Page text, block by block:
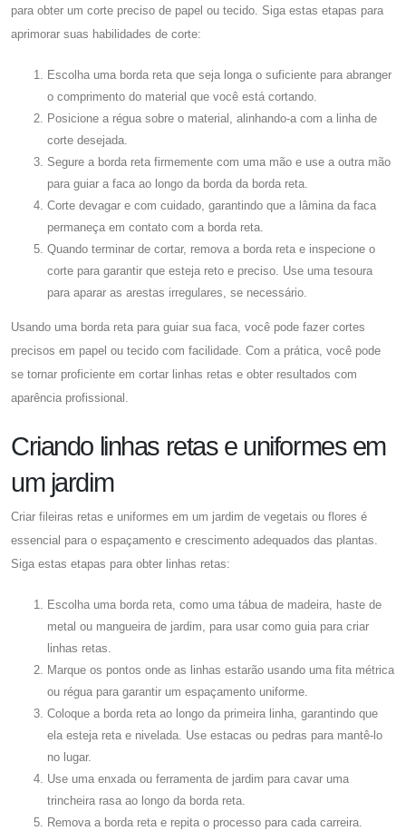
para obter um corte preciso de papel ou tecido. Siga estas etapas para
aprimorar suas habilidades de corte:
Escolha uma borda reta que seja longa o suficiente para abranger
o comprimento do material que você está cortando.
Posicione a régua sobre o material, alinhando-a com a linha de
corte desejada.
Segure a borda reta firmemente com uma mão e use a outra mão
para guiar a faca ao longo da borda da borda reta.
Corte devagar e com cuidado, garantindo que a lâmina da faca
permaneça em contato com a borda reta.
Quando terminar de cortar, remova a borda reta e inspecione o
corte para garantir que esteja reto e preciso. Use uma tesoura
para aparar as arestas irregulares, se necessário.
Usando uma borda reta para guiar sua faca, você pode fazer cortes
precisos em papel ou tecido com facilidade. Com a prática, você pode
se tornar proficiente em cortar linhas retas e obter resultados com
aparência profissional.
Criando linhas retas e uniformes em
um jardim
Criar fileiras retas e uniformes em um jardim de vegetais ou flores é
essencial para o espaçamento e crescimento adequados das plantas.
Siga estas etapas para obter linhas retas:
Escolha uma borda reta, como uma tábua de madeira, haste de
metal ou mangueira de jardim, para usar como guia para criar
linhas retas.
Marque os pontos onde as linhas estarão usando uma fita métrica
ou régua para garantir um espaçamento uniforme.
Coloque a borda reta ao longo da primeira linha, garantindo que
ela esteja reta e nivelada. Use estacas ou pedras para mantê-lo
no lugar.
Use uma enxada ou ferramenta de jardim para cavar uma
trincheira rasa ao longo da borda reta.
Remova a borda reta e repita o processo para cada carreira.